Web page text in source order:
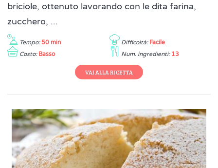
briciole, ottenuto lavorando con le dita farina,
zucchero, ...
Tempo: 50 min Difficoltà: Facile
Costo: Basso Num. ingredienti: 13
VAI ALLA RICETTA